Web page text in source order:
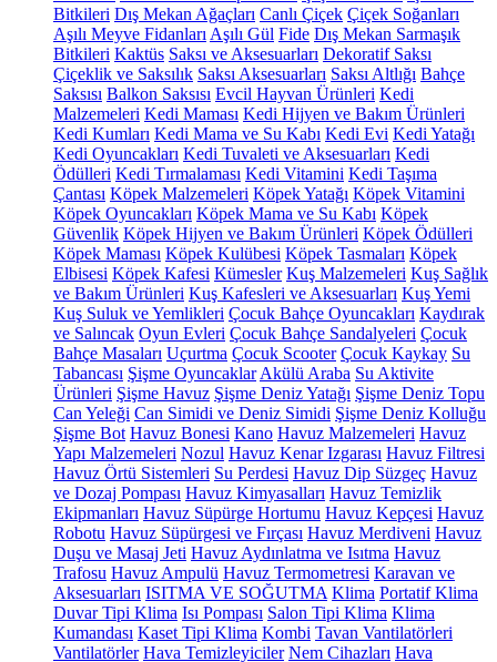
Bitkileri Dış Mekan Ağaçları Canlı Çiçek Çiçek Soğanları
Aşılı Meyve Fidanları Aşılı Gül Fide Dış Mekan Sarmaşık
Bitkileri Kaktüs Saksı ve Aksesuarları Dekoratif Saksı
Çiçeklik ve Saksılık Saksı Aksesuarları Saksı Altlığı Bahçe
Saksısı Balkon Saksısı Evcil Hayvan Ürünleri Kedi
Malzemeleri Kedi Maması Kedi Hijyen ve Bakım Ürünleri
Kedi Kumları Kedi Mama ve Su Kabı Kedi Evi Kedi Yatağı
Kedi Oyuncakları Kedi Tuvaleti ve Aksesuarları Kedi
Ödülleri Kedi Tırmalaması Kedi Vitamini Kedi Taşıma
Çantası Köpek Malzemeleri Köpek Yatağı Köpek Vitamini
Köpek Oyuncakları Köpek Mama ve Su Kabı Köpek
Güvenlik Köpek Hijyen ve Bakım Ürünleri Köpek Ödülleri
Köpek Maması Köpek Kulübesi Köpek Tasmaları Köpek
Elbisesi Köpek Kafesi Kümesler Kuş Malzemeleri Kuş Sağlık
ve Bakım Ürünleri Kuş Kafesleri ve Aksesuarları Kuş Yemi
Kuş Suluk ve Yemlikleri Çocuk Bahçe Oyuncakları Kaydırak
ve Salıncak Oyun Evleri Çocuk Bahçe Sandalyeleri Çocuk
Bahçe Masaları Uçurtma Çocuk Scooter Çocuk Kaykay Su
Tabancası Şişme Oyuncaklar Akülü Araba Su Aktivite
Ürünleri Şişme Havuz Şişme Deniz Yatağı Şişme Deniz Topu
Can Yeleği Can Simidi ve Deniz Simidi Şişme Deniz Kolluğu
Şişme Bot Havuz Bonesi Kano Havuz Malzemeleri Havuz
Yapı Malzemeleri Nozul Havuz Kenar Izgarası Havuz Filtresi
Havuz Örtü Sistemleri Su Perdesi Havuz Dip Süzgeç Havuz
ve Dozaj Pompası Havuz Kimyasalları Havuz Temizlik
Ekipmanları Havuz Süpürge Hortumu Havuz Kepçesi Havuz
Robotu Havuz Süpürgesi ve Fırçası Havuz Merdiveni Havuz
Duşu ve Masaj Jeti Havuz Aydınlatma ve Isıtma Havuz
Trafosu Havuz Ampulü Havuz Termometresi Karavan ve
Aksesuarları ISITMA VE SOĞUTMA Klima Portatif Klima
Duvar Tipi Klima Isı Pompası Salon Tipi Klima Klima
Kumandası Kaset Tipi Klima Kombi Tavan Vantilatörleri
Vantilatörler Hava Temizleyiciler Nem Cihazları Hava